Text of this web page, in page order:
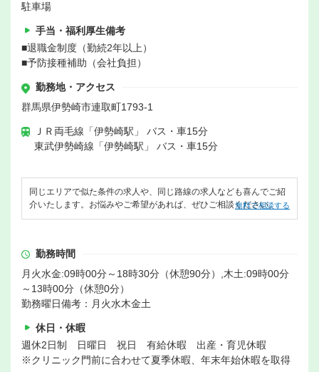
駐車場
手当・福利厚生備考
■退職金制度（勤続2年以上）
■予防接種補助（会社負担）
勤務地・アクセス
群馬県伊勢崎市連取町1793-1
ＪＲ両毛線「伊勢崎駅」 バス・車15分
東武伊勢崎線「伊勢崎駅」 バス・車15分
同じエリアで似た条件の求人や、同じ路線の求人なども喜んでご紹
介いたします。お悩みやご希望があれば、ぜひご相談ください。
無料で相談する
勤務時間
月火水金:09時00分～18時30分（休憩90分）,木土:09時00分
～13時00分（休憩0分）
勤務曜日備考：月火水木金土
休日・休暇
週休2日制 日曜日 祝日 有給休暇 出産・育児休暇
※クリニック門前に合わせて夏季休暇、年末年始休暇を取得